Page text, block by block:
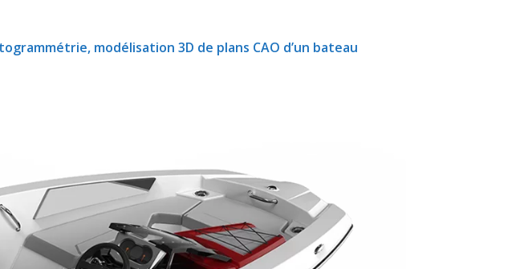
modélisation 3D de plans CAO d’un bateau